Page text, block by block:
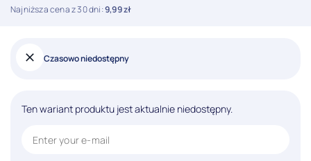
Najniższa cena z 30 dni:9,99zł
Czasowo niedostępny
Ten wariant produktu jest aktualnie niedostępny.